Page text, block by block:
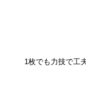
1枚でも力技で工